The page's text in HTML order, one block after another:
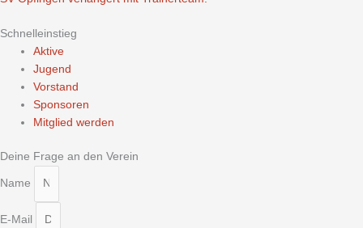
Schnelleinstieg
Aktive
Jugend
Vorstand
Sponsoren
Mitglied werden
Deine Frage an den Verein
Name
E-Mail